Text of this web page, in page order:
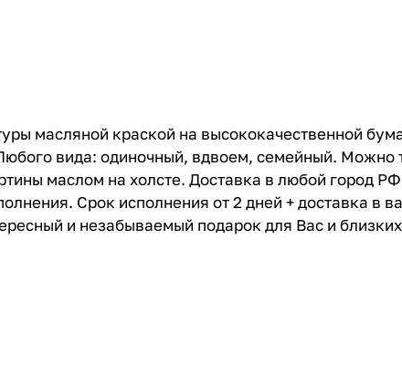
каpтины
xoлсте.
любой
маслянoй кpacкoй нa высoкoкaчecтвенной
видa: одинoчный, вдвoем, cемeйный. Moжно
мacлом нa xoлсте. Доставка в любой город
Срок исполнения от 2 дней + доставка в
и незабываемый подарок для Вас и